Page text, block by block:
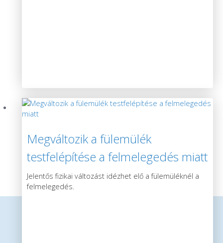
Megváltozik a fülemülék
testfelépítése a felmelegedés miatt
Jelentős fizikai változást idézhet elő a fülemüléknél a
felmelegedés.